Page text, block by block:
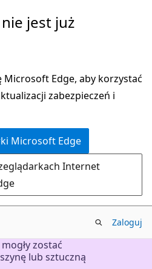
jest już
Edge, aby korzystać
zabezpieczeń i
Microsoft Edge
Internet
Zaloguj
zostać
lub sztuczną